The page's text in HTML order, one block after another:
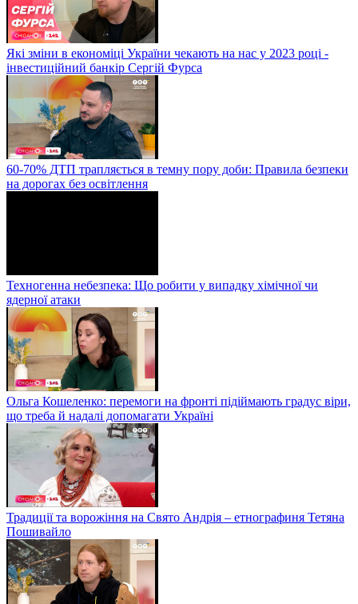
Які зміни в економіці України чекають на нас у 2023 році -
інвестиційний банкір Сергій Фурса
60-70% ДТП трапляється в темну пору доби: Правила безпеки
на дорогах без освітлення
Техногенна небезпека: Що робити у випадку хімічної чи
ядерної атаки
Ольга Кошеленко: перемоги на фронті підіймають градус віри,
що треба й надалі допомагати Україні
Традиції та ворожіння на Свято Андрія – етнографиня Тетяна
Пошивайло